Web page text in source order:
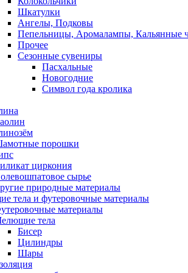
Шкатулки
Ангелы, Подковы
Пепельницы, Аромалампы, Кальянные
Прочее
Сезонные сувениры
Пасхальные
Новогодние
Символ года кролика
порошки
циркония
сырье
природные материалы
тела и футеровочные материалы
материалы
тела
Бисер
Цилиндры
Шары